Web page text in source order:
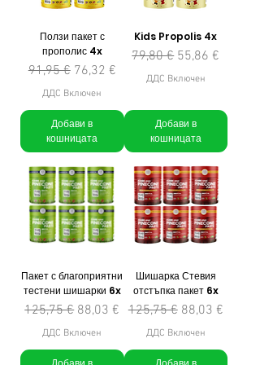
Ползи пакет с
прополис 4x
Редовна цена
91,95 € Продажна цена
76,32 €
ДДС Включен
Добави в
кошницата
Kids Propolis 4x
Редовна цена
79,80 € Продажна цена
55,86 €
ДДС Включен
Добави в
кошницата
Пакет с благоприятни
тестени шишарки 6x
Редовна цена
125,75 € Продажна цена
88,03 €
ДДС Включен
Шишарка Стевия
отстъпка пакет 6x
Редовна цена
125,75 € Продажна
88,03 €
ДДС Включен